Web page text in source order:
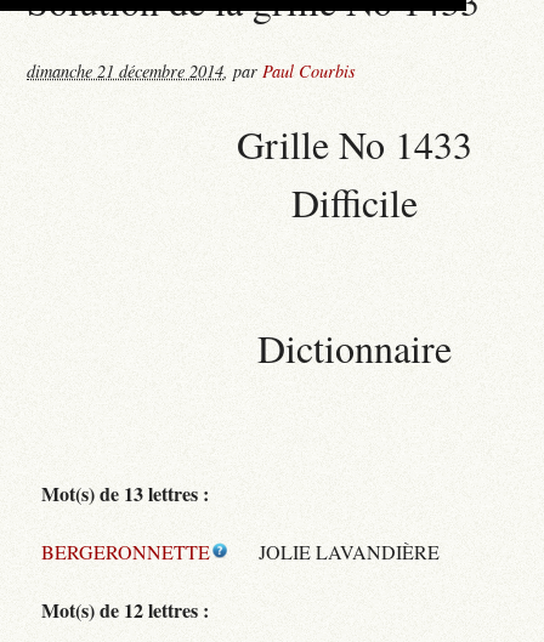
dimanche 21 décembre 2014,parPaul Courbis
Grille No 1433
Difficile
Dictionnaire
Mot(s) de 13 lettres :
BERGERONNETTE JOLIE LAVANDIÈRE
Mot(s) de 12 lettres :